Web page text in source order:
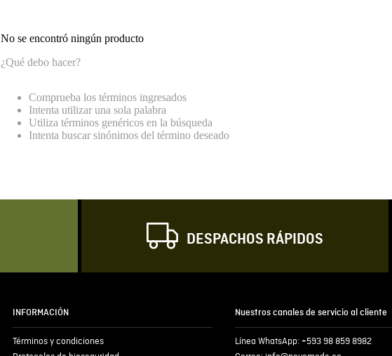
No se encontró ningún producto
¿Qué debo hacer?
Comprueba los términos ingresados
Intenta utilizar una sola palabra
Utiliza términos genéricos en la búsqueda
Intenta buscar sinónimos del término deseado
DESPACHOS RÁPIDOS
INFORMACIÓN
Términos y condiciones
Nuestros canales de servicio al cliente
Línea WhatsApp: +593 98 859 8982